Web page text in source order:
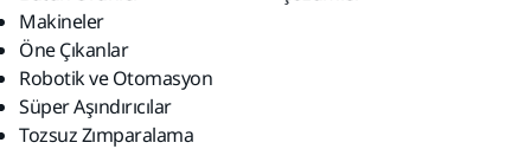
Makineler
Öne Çıkanlar
Robotik ve Otomasyon
Süper Aşındırıcılar
Tozsuz Zımparalama